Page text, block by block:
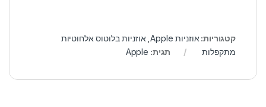
קטגוריות: אוזניות Apple , אוזניות בלוטוס אלחוטיות
מתקפלות
תגית: Apple